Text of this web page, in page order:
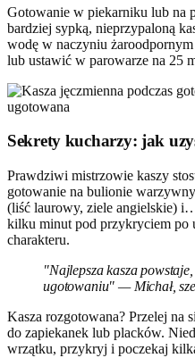
Gotowanie w piekarniku lub na
bardziej sypką, nieprzypaloną
wodę w naczyniu
lub ustawić w parowarze na 25
Sekrety kucharzy: jak
Prawdziwi mistrzowie kaszy
gotowanie na bulionie
(liść laurowy, ziele angielskie)
kilku minut pod przykryciem po
charakteru.
"Najlepsza kasza
ugotowaniu" — Michał,
Kasza rozgotowana? Przelej na
do zapiekanek lub placków.
wrzątku, przykryj i poczekaj